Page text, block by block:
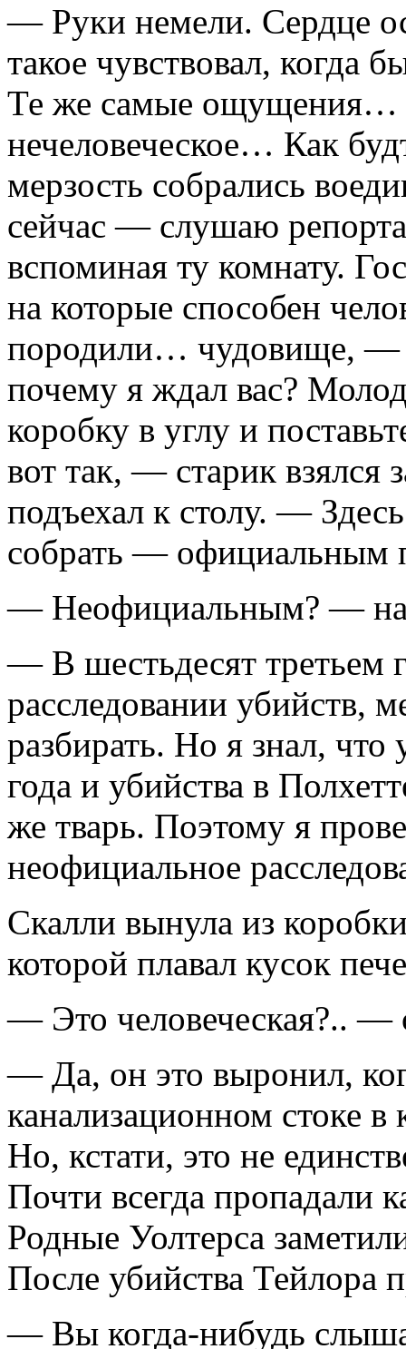
— Руки немели. Сердце
такое чувствовал, когда
Те же самые ощущения…
нечеловеческое… Как
мерзость собрались
сейчас — слушаю
вспоминая ту комнату.
на которые способен
породили… чудовище,
почему я ждал вас?
коробку в углу и
вот так, — старик взялся
подъехал к столу. —
собрать —
— Неофициальным? —
— В шестьдесят третьем
расследовании убийств,
разбирать. Но я знал, что
года и убийства в
же тварь. Поэтому я
неофициальное
Скалли вынула из
которой плавал кусок
— Это человеческая?.. —
— Да, он это выронил,
канализационном стоке в
Но, кстати, это не
Почти всегда пропадали
Родные Уолтерса
После убийства Тейлора
— Вы когда-нибудь